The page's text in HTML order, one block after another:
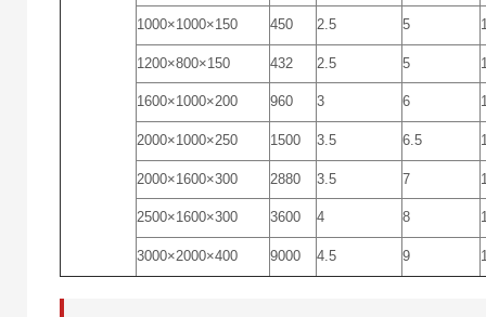
1000×1000×150 450 2.5 5
1200×800×150 432 2.5 5
1600×1000×200 960 3 6
2000×1000×250 1500 3.5 6.5
2000×1600×300 2880 3.5 7
2500×1600×300 3600 4 8
3000×2000×400 9000 4.5 9